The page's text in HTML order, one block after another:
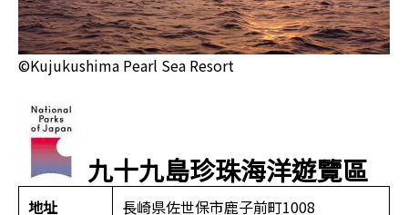
©Kujukushima Pearl Sea Resort
九十九島珍珠海洋遊覽區
地址
長崎県佐世保市鹿子前町1008